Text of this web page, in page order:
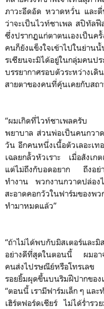
ภาวะอึดอัด หวาดหวั่น และ
ว่าจะเป็นไวท์ชาเพล สปิทัล
ซึ่งปรากฏแก่ตาตนเองเป็นค
คนก็ยังแข็งใจเข้าไปในย่าน
รเซียนจะมิได้อยู่ในกลุ่มค
บรรยากาศรอบตัวระหว่างเ
สายตาของคนที่คุ้นเคยกับสถ
“ผมเกิดที่ไวท์ชาเพลครับ
พยาบาล ส่วนพ่อเป็นคนกวา
วัน อีกคนหนึ่งเนื้อตัวเลอะเท
เฉลยกลั้วหัวเราะ เมื่อสังเก
แต่ไม่ถึงกับอดอยาก ถึงอ
ทำงาน พวกงานกวาดปล่อ
สะอาดคอกวัวในฟาร์มของพ
ทำมาหมดแล้ว”
“ถ้าไม่ได้พบกับมิสเตอร์และ
อย่างดีที่สุดในตอนนี้ ผมอาจ
คนส่งไปรษณีย์หรือโทรเลข
รอยยิ้มผุดขึ้นบนริมฝีปากของ
“ตอนนี้ เรามีฟาร์มเล็ก ๆ แล
เฮิร์ตฟอร์ดเชียร์ ไม่ได้ร่ำรว